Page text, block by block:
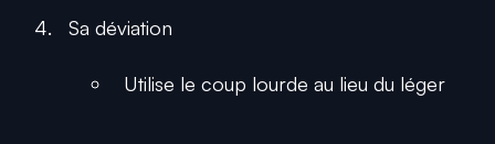
Sa déviation
Utilise le coup lourde au lieu du léger